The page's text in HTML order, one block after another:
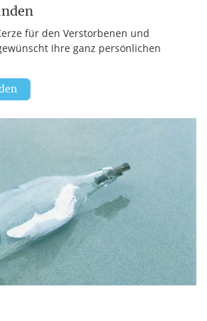
für den Verstorbenen und
Ihre ganz persönlichen